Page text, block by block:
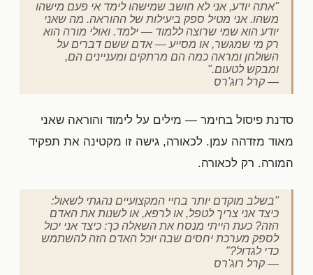
"אתה יודע, אני לא חושב שמישהו לימד אי פעם מישהו
משהו. אני מטיל ספק ביעילות של ההוראה. מה שאני
יודע הוא שמי שרוצה ללמוד — ילמד. ואולי מורה הוא
רק מי שמגשר, או מסייע — אדם ששם דברים על
השולחן ומראה כמה הם מרתקים ומעניינים הם,
ומבקש לטעום."
— קרל רוג'רס
סדנת פיסול בחימר — מילים על לימוד והוראה שאני
מאוד מזדהה עמן. לכאורה, גישה זו מקטינה את תפקיד
המורה. רק לכאורה.
"בשלב מוקדם יותר בחיי המקצועיים נהגתי לשאול:
כיצד אני צריך לטפל, או לרפא, או לשנות את האדם
הזה? כעת הייתי מנסח את השאלה כך: כיצד אני יכול
לספק מערכת יחסים שבה יוכל האדם הזה להשתמש
כדי לגדול?"
— קרל רוג'רס